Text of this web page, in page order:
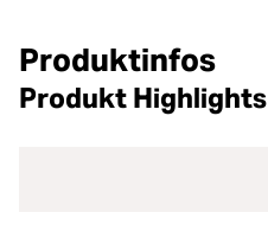
Produktinfos
Produkt Highlights